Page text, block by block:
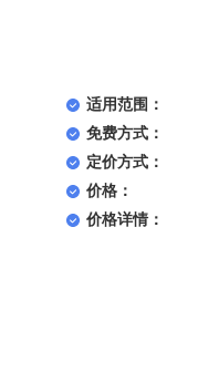
适用范围：
免费方式：
定价方式：
价格：
价格详情：